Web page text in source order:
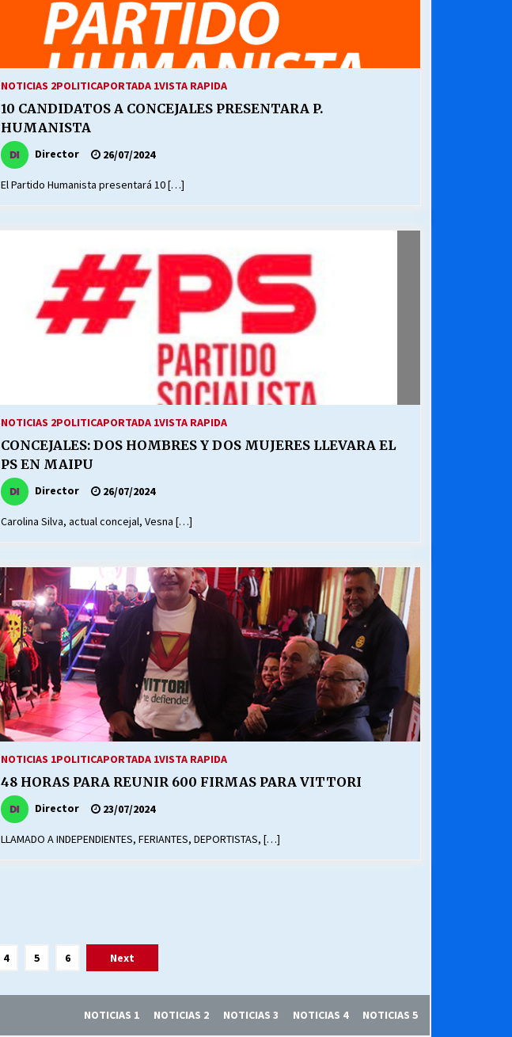
NOTICIAS 2POLITICAPORTADA 1VISTA RAPIDA
10 CANDIDATOS A CONCEJALES PRESENTARA P.
HUMANISTA
Director 26/07/2024
El Partido Humanista presentará 10 […]
NOTICIAS 2POLITICAPORTADA 1VISTA RAPIDA
CONCEJALES: DOS HOMBRES Y DOS MUJERES LLEVARA EL
PS EN MAIPU
Director 26/07/2024
Carolina Silva, actual concejal, Vesna […]
NOTICIAS 1POLITICAPORTADA 1VISTA RAPIDA
48 HORAS PARA REUNIR 600 FIRMAS PARA VITTORI
Director 23/07/2024
LLAMADO A INDEPENDIENTES, FERIANTES, DEPORTISTAS, […]
4 5 6 Next
NOTICIAS 1 NOTICIAS 2 NOTICIAS 3 NOTICIAS 4 NOTICIAS 5